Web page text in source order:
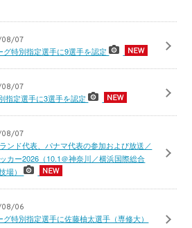
07
グ特別指定選手に9選手を認定
07
指定選手に3選手を認定
07
ンド代表、パナマ代表の参加および放送／
ー2026（10.1＠神奈川／横浜国際総合
場）
06
特別指定選手に佐藤柚太選手（専修大）